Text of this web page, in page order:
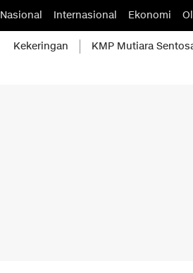
Nasional Internasional Ekonomi
Kekeringan KMP Mutiara